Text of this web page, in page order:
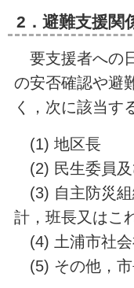
2．避難支援関
要支援者への
の安否確認や避
く，次に該当す
(1) 地区長
(2) 民生委員及
(3) 自主防災組
計，班長又はこ
(4) 土浦市社会
(5) その他，市